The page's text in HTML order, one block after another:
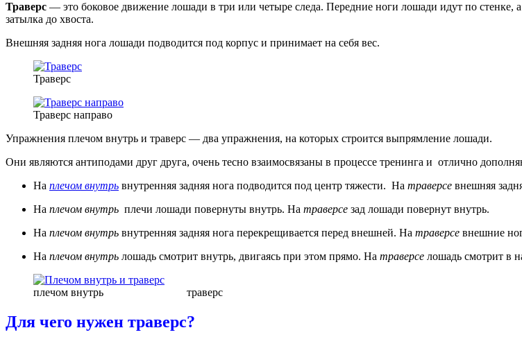
Траверс — это боковое движение лошади в три или четыре следа. Передние ноги лошади идут по стенке,
затылка до хвоста.
Внешняя задняя нога лошади подводится под корпус и принимает на себя вес.
Траверс
Траверс направо
Упражнения плечом внутрь и траверс — два упражнения, на которых строится выпрямление лошади.
Они являются антиподами друг друга, очень тесно взаимосвязаны в процессе тренинга и отлично
На плечом внутрь внутренняя задняя нога подводится под центр тяжести. На траверсе внешняя
На плечом внутрь плечи лошади повернуты внутрь. На траверсе зад лошади повернут внутрь.
На плечом внутрь внутренняя задняя нога перекрещивается перед внешней. На траверсе внешние
На плечом внутрь лошадь смотрит внутрь, двигаясь при этом прямо. На траверсе лошадь смотрит в
плечом внутрь траверс
Для чего нужен траверс?